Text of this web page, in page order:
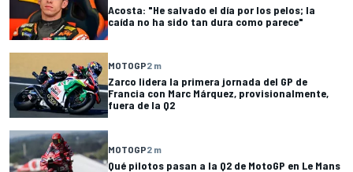
Acosta: "He salvado el día por los pelos; la
caída no ha sido tan dura como parece"
MOTOGP2 m
Zarco lidera la primera jornada del GP de
Francia con Marc Márquez, provisionalmente,
fuera de la Q2
MOTOGP2 m
Qué pilotos pasan a la Q2 de MotoGP en Le Mans